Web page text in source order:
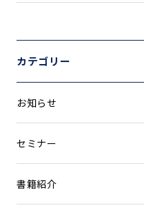
カテゴリー
お知らせ
セミナー
書籍紹介